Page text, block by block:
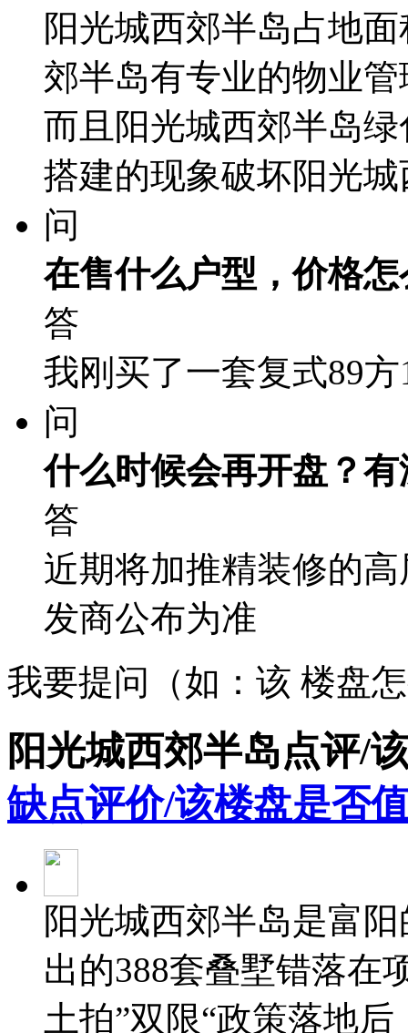
阳光城西郊半岛占地
郊半岛有专业的物业
而且阳光城西郊半岛
搭建的现象破坏阳光
问
在售什么户型，价格
答
我刚买了一套复式89方
问
什么时候会再开盘？
答
近期将加推精装修的
发商公布为准
我要提问（如：该 楼盘
阳光城西郊半岛点评/
缺点评价/该楼盘是否
阳光城西郊半岛是富
出的388套叠墅错落在
土拍”双限“政策落地